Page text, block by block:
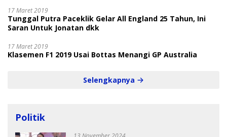
17 Maret 2019
Tunggal Putra Paceklik Gelar All England 25 Tahun, Ini
Saran Untuk Jonatan dkk
17 Maret 2019
Klasemen F1 2019 Usai Bottas Menangi GP Australia
Selengkapnya
Politik